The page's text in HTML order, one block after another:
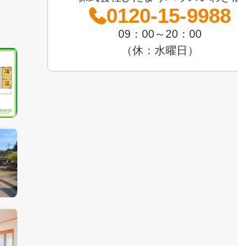
0120-15-9988
09：00～20：00
（休：水曜日）